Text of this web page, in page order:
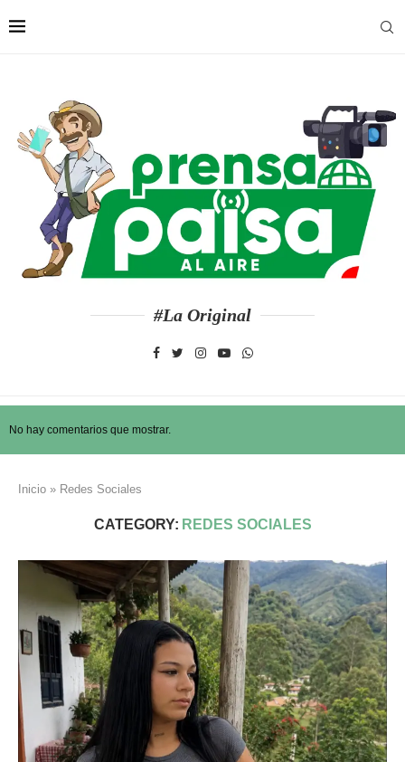
#La Original
No hay comentarios que mostrar.
Inicio » Redes Sociales
CATEGORY: REDES SOCIALES